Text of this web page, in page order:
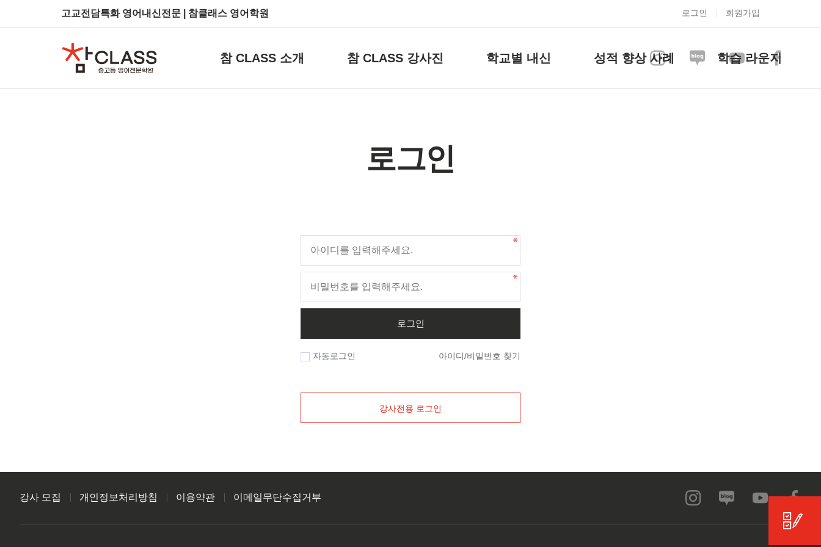
고교전담특화 영어내신전문 | 참클래스 영어학원 로그인 회원가입
참 CLASS 소개 참 CLASS 강사진 학교별 내신 성적 향상 사례 학습 라운지
로그인
로그인
자동로그인 아이디/비밀번호 찾기
강사전용 로그인
강사 모집 개인정보처리방침 이용약관 이메일무단수집거부